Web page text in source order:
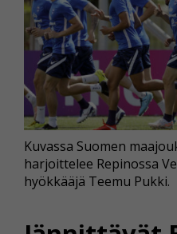
Kuvassa Suomen
harjoittelee Repinossa
hyökkääjä Teemu Pukki.